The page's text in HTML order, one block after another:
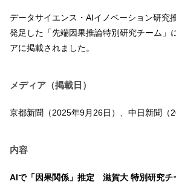
データサイエンス・AIイノベーション研究
発足した「先端因果推論特別研究チーム」
アに掲載されました。
メディア（掲載日）
京都新聞（2025年9月26日）、中日新聞（
内容
AIで「因果関係」推定 滋賀大 特別研究チ